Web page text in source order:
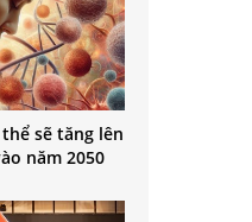
sẽ tăng lên
năm 2050